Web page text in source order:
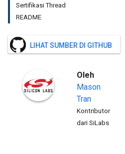
Sertifikasi Thread
README
LIHAT SUMBER DI GITHUB
Oleh
Mason
Tran
Kontributor
dari SiLabs